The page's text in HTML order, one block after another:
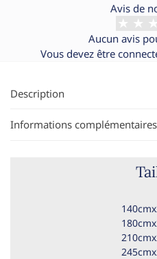
Avis de
Aucun avis
Vous devez être
Description
Informations complémentaires